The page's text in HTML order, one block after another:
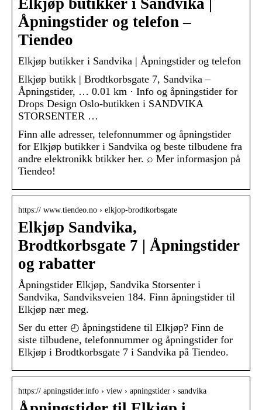
Elkjøp butikker i Sandvika |
Åpningstider og telefon –
Tiendeo
Elkjøp butikker i Sandvika | Åpningstider og telefon
Elkjøp butikk | Brodtkorbsgate 7, Sandvika –
Åpningstider, … 0.01 km · Info og åpningstider for
Drops Design Oslo-butikken i SANDVIKA
STORSENTER …
Finn alle adresser, telefonnummer og åpningstider
for Elkjøp butikker i Sandvika og beste tilbudene fra
andre elektronikk btikker her. ⌕ Mer informasjon på
Tiendeo!
https:// www.tiendeo.no › elkjop-brodtkorbsgate
Elkjøp Sandvika,
Brodtkorbsgate 7 | Åpningstider
og rabatter
Åpningstider Elkjøp, Sandvika Storsenter i
Sandvika, Sandviksveien 184. Finn åpningstider til
Elkjøp nær meg.
Ser du etter ◴ åpningstidene til Elkjøp? Finn de
siste tilbudene, telefonnummer og åpningstider for
Elkjøp i Brodtkorbsgate 7 i Sandvika på Tiendeo.
https:// apningstider.info › view › apningstider › sandvika